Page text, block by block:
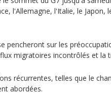
l'Allemagne, l'Italie, le Japon,
pencheront sur les
migratoires incontrôlés et la
récurrentes, telles que le
abordées.